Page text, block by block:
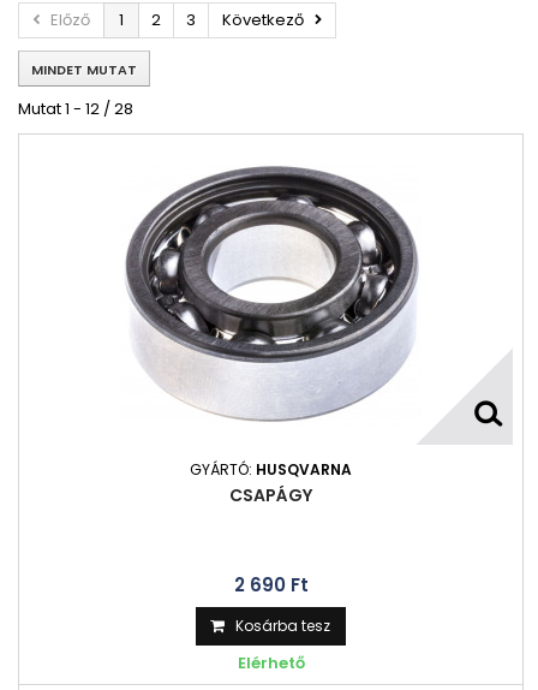
Előző 1 2 3 Következő
MINDET MUTAT
Mutat 1 - 12 / 28
GYÁRTÓ: HUSQVARNA
CSAPÁGY
2 690 Ft‎
Kosárba tesz
Elérhető